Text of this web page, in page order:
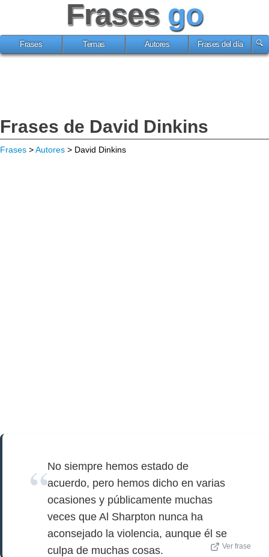
Frases go
Frases Temas Autores Frases del día
Frases de David Dinkins
Frases >Autores > David Dinkins
No siempre hemos estado de
acuerdo, pero hemos dicho en varias
ocasiones y públicamente muchas
veces que Al Sharpton nunca ha
aconsejado la violencia, aunque él se
culpa de muchas cosas.
Ver frase